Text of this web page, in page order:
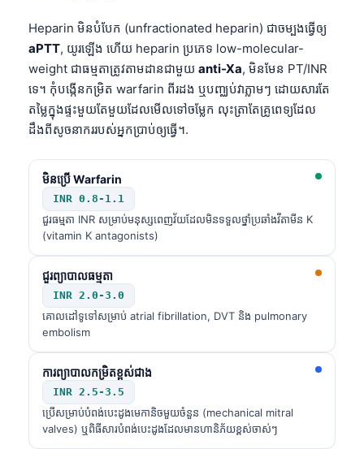
Heparin មិនបំបែក (unfractionated heparin) ជាចម្បងធ្វើឲ្យ
aPTT, យូរឡើង ហើយ heparin ប្រភេទ low-molecular-
weight ជាធម្មតាត្រូវតាមដានជាមួយ anti-Xa, មិនមែន PT/INR
ទេ។ កុំបង្កើនកម្រិត warfarin ពីរដង ឬបញ្ឈប់វាភ្លាមៗ ដោយសារតែ
តម្លៃក្នុងផ្ទះមួយតែមួយដែលមើលទៅចម្លែក លុះត្រាតែគ្រូពេទ្យដែល
ដឹងពីសូចនាកររបស់អ្នកប្រាប់ឲ្យធ្វើ។.
មិនប្រើ Warfarin
INR 0.8-1.1
ជួរធម្មតា INR សម្រាប់មនុស្សពេញវ័យដែលមិនទទួលថ្នាំប្រឆាំងវីតាមីន K
(vitamin K antagonists)
ជួរព្យាបាលធម្មតា
INR 2.0-3.0
គោលដៅទូទៅសម្រាប់ atrial fibrillation, DVT និង pulmonary
embolism
ការព្យាបាលកម្រិតខ្ពស់ជាង
INR 2.5-3.5
ប្រើសម្រាប់បំពង់បេះដូងមេកានិចមួយចំនួន (mechanical mitral
valves) ឬពិធីសារបំពង់បេះដូងដែលមានហានិភ័យខ្ពស់ចាស់ៗ